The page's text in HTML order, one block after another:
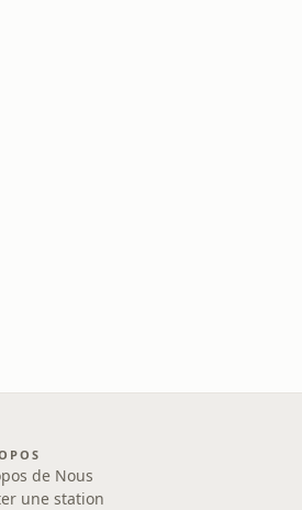
de Nous
une station